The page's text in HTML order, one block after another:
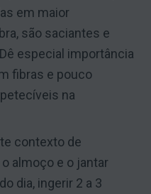
em maior
são saciantes e
especial importância
fibras e pouco
na
contexto de
almoço e o jantar
dia, ingerir 2 a 3